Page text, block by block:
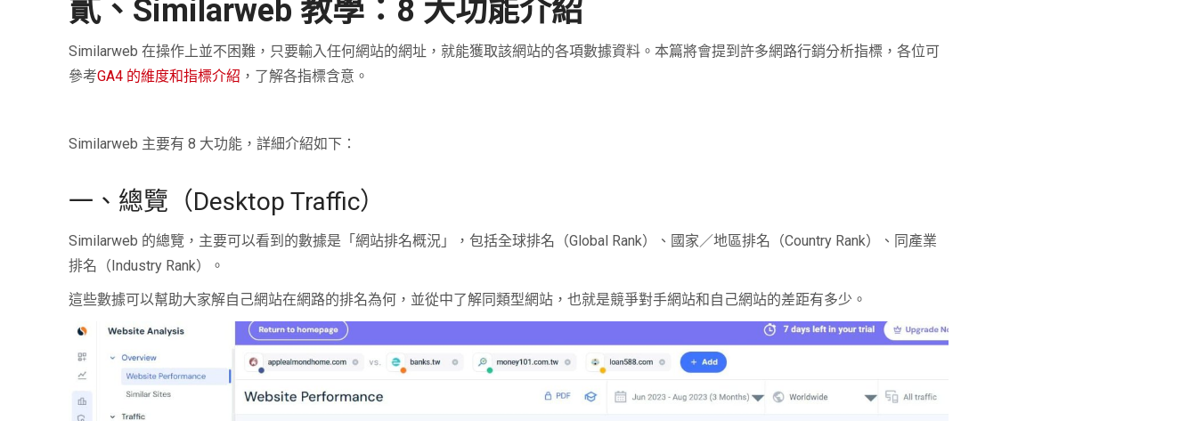
貳、Similarweb 教學：8 大功能介紹
Similarweb 在操作上並不困難，只要輸入任何網站的網址，就能獲取該網站的各項數據資料。本篇將會提到許多網路行銷分析指標，各位可
參考GA4 的維度和指標介紹 ，了解各指標含意。
Similarweb 主要有 8 大功能，詳細介紹如下：
一、總覽（Desktop Traffic）
Similarweb 的總覽，主要可以看到的數據是「網站排名概況」，包括全球排名（Global Rank）、國家／地區排名（Country Rank）、同產業
排名（Industry Rank）。
這些數據可以幫助大家解自己網站在網路的排名為何，並從中了解同類型網站，也就是競爭對手網站和自己網站的差距有多少。